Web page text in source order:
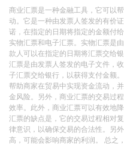
商业汇票是一种金融工具，它可以
动。它是一种由发票人签发的有价
诺，在指定的日期将指定的金额付
实物汇票和电子汇票。实物汇票是
款人可以在指定的日期将汇票交给
汇票是由发票人签发的电子文件，
子汇票交给银行，以获得支付金额
帮助商家在贸易中实现资金流动，
金风险。另外，商业汇票的交易过
效率。此外，商业汇票可以有效地
汇票的缺点是，它的交易过程相对
律意识，以确保交易的合法性。另
高，可能会影响商家的利润。 总之